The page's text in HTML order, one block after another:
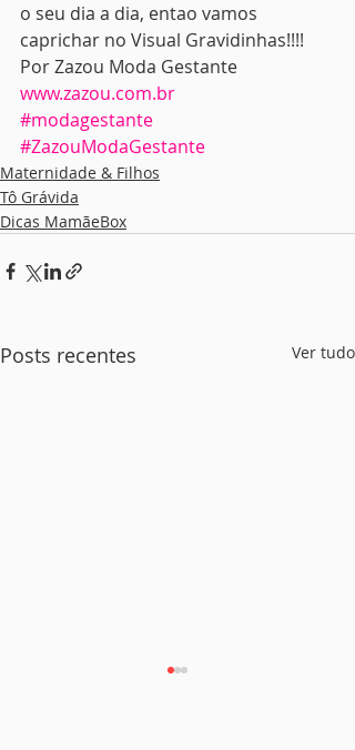
o seu dia a dia, entao vamos
caprichar no Visual Gravidinhas!!!!
Por Zazou Moda Gestante
www.zazou.com.br
#modagestante
#ZazouModaGestante
Maternidade & Filhos
Tô Grávida
Dicas MamãeBox
Posts recentes Ver tudo